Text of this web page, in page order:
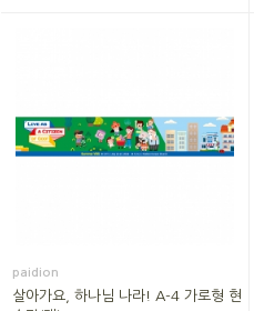
paidion
살아가요, 하나님 나라! A-4 가로형 현